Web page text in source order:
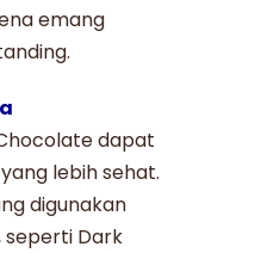
emang
dapat
lebih sehat.
digunakan
seperti Dark